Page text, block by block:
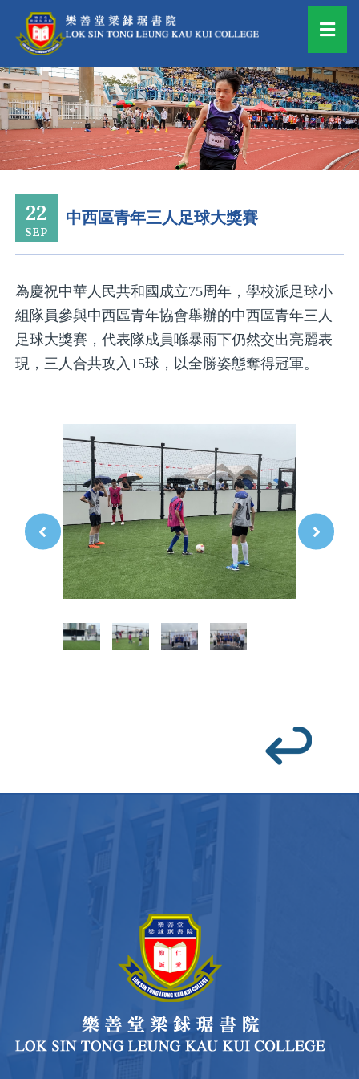
22
SEP
中西區青年三人足球大獎賽
為慶祝中華人民共和國成立75周年，學校派足球小
組隊員參與中西區青年協會舉辦的中西區青年三人
足球大獎賽，代表隊成員喺暴雨下仍然交出亮麗表
現，三人合共攻入15球，以全勝姿態奪得冠軍。